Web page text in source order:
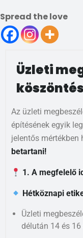
Spread the love
Üzleti
köszöntés
Az üzleti
építésének egyik
jelentős mértékben
betartani!
1. A megfelelő
Hétköznapi
Üzleti
délután 14 és